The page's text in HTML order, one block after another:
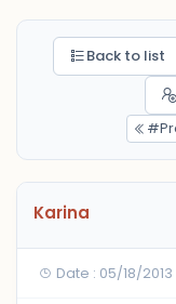
Back to list
Karina
Date : 05/18/2013